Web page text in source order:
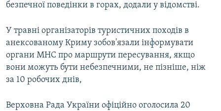
безпечної поведінки в горах, додали у відомстві.
У травні організаторів туристичних походів в
анексованому Криму зобов'язали інформувати
органи МНС про маршрути пересування, якщо
вони можуть бути небезпечними, не пізніше, ніж
за 10 робочих днів,
Верховна Рада України офіційно оголосила 20